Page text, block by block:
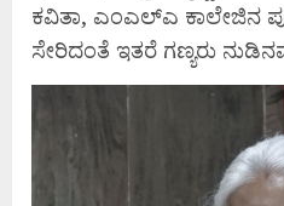
ಕವಿತಾ, ಎಂಎಲ್ಎ ಕಾಲೇಜಿನ
ಸೇರಿದಂತೆ ಇತರೆ ಗಣ್ಯರು